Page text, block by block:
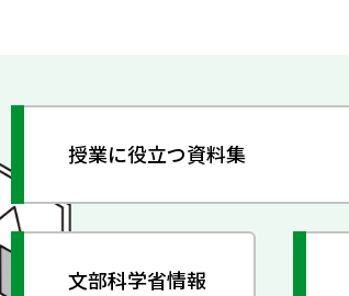
授業に役立つ資料集
文部科学省情報